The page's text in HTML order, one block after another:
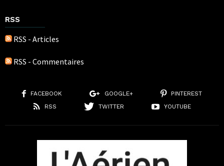
RSS
RSS - Articles
RSS - Commentaires
FACEBOOK GOOGLE+
PINTEREST
RSS
TWITTER YOUTUBE